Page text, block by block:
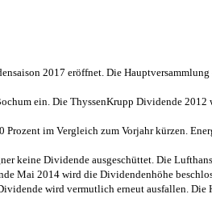
2017 eröffnet. Die Hauptversammlung
ein. Die ThyssenKrupp Dividende
im Vergleich zum Vorjahr kürzen.
keine Dividende ausgeschüttet. Die
Mai 2014 wird die Dividendenhöhe
wird vermutlich erneut ausfallen. Die